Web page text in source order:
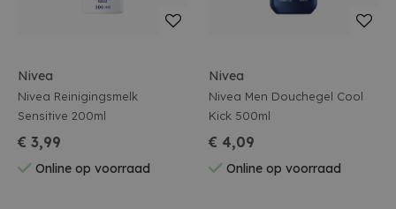
Nivea
Nivea Reinigingsmelk
Sensitive 200ml
€ 3,99
Online op voorraad
Nivea
Nivea Men Douchegel Cool
Kick 500ml
€ 4,09
Online op voorraad